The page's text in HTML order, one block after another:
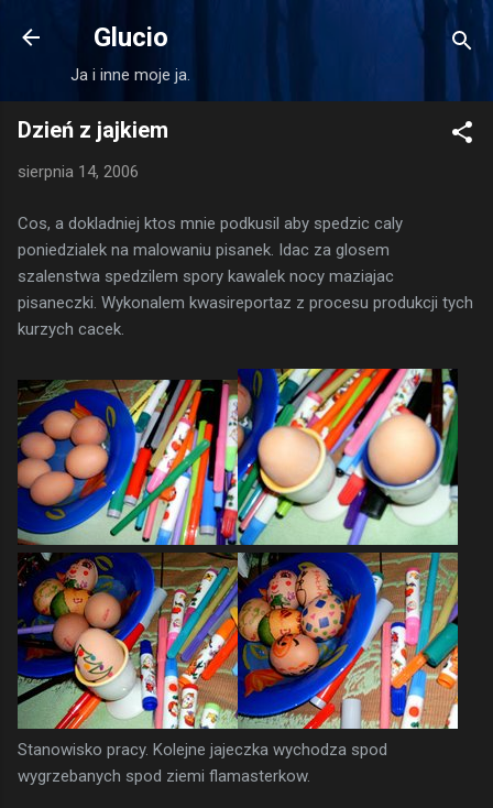
Przejdź do głównej zawartości
Glucio
Ja i inne moje ja.
Dzień z jajkiem
sierpnia 14, 2006
Cos, a dokladniej ktos mnie podkusil aby spedzic caly
poniedzialek na malowaniu pisanek. Idac za glosem
szalenstwa spedzilem spory kawalek nocy maziajac
pisaneczki. Wykonalem kwasireportaz z procesu produkcji tych
kurzych cacek.
Stanowisko pracy. Kolejne jajeczka wychodza spod
wygrzebanych spod ziemi flamasterkow.